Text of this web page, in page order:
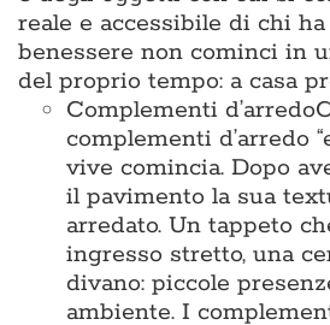
reale e accessibile di chi
benessere non cominci in
del proprio tempo: a casa
Complementi d’arredo
complementi d’arredo
vive comincia. Dopo
il pavimento la sua
arredato. Un tappeto
ingresso stretto, una
divano: piccole
ambiente. I